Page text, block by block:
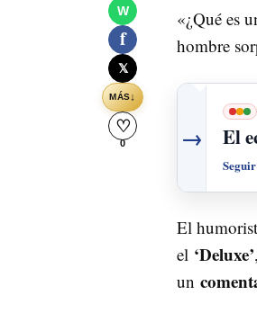
W
f
𝕏
MÁS↓
♡
0
«¿Qué es
hombre
→ El
El
el ‘Deluxe’
un